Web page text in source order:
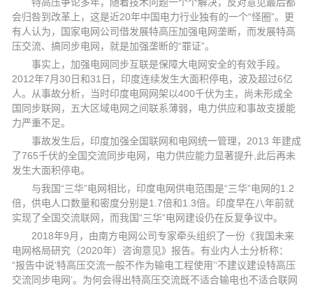
会归咎到改革上，这是近20年中国电力行业独有的一个“怪圈”。更
有人认为，国家电网公司借发展特高压加强电网垄断，而发展特高
压交流、搞同步电网，就是加强垄断的“罪证”。
事实上，加强电网同步互联是保障大电网安全的有效手段。
2012年7月30日和31日，印度连续发生大面积停电，波及超过6亿
人。从事故分析，当时印度电网网架以400千伏为主，尚未形成全
国同步联网，五大区域电网之间联系薄弱，电力供应和事故支援能
力严重不足。
事故发生后，印度加强全国联网和电网统一管理，2013 年建成
了765千伏的全国交流同步电网，电力供应能力显著提升,此后再未
发生大面积停电。
与我国“三华”电网相比，印度电网供电范围是“三华”电网的1.2
倍，供电人口数量和密度分别是1.7倍和1.3倍。印度早在八年前就
实现了全国交流联网，而我国“三华”电网建设仍在反复争议中。
2018年9月，由南方电网公司专家牵头组织了一份《我国未来
电网格局研究（2020年）咨询意见》报告。有业内人士分析称：
“报告中说‘特高压交流一般不作为输电工程使用’‘不建议建设特高压
交流同步电网’。为何会得出特高压交流既不适合输电也不适合联网